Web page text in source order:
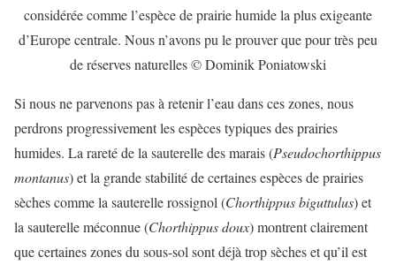
considérée comme l’espèce de prairie humide la plus exigeante
d’Europe centrale. Nous n’avons pu le prouver que pour très peu
de réserves naturelles © Dominik Poniatowski
Si nous ne parvenons pas à retenir l’eau dans ces zones, nous
perdrons progressivement les espèces typiques des prairies
humides. La rareté de la sauterelle des marais (Pseudochorthippus
montanus) et la grande stabilité de certaines espèces de prairies
sèches comme la sauterelle rossignol (Chorthippus biguttulus) et
la sauterelle méconnue (Chorthippus doux) montrent clairement
que certaines zones du sous-sol sont déjà trop sèches et qu’il est